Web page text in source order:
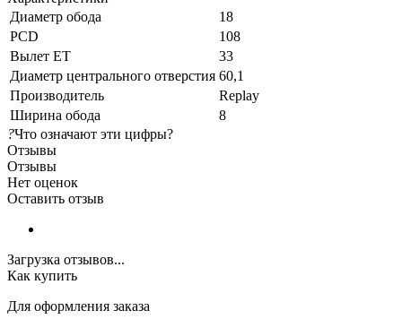
Диаметр обода
18
PCD
108
Вылет ET
33
Диаметр центрального отверстия 60,1
Производитель
Replay
Ширина обода
8
?Что означают эти цифры?
Отзывы
Отзывы
Нет оценок
Оставить отзыв
Загрузка отзывов...
Как купить
Для оформления заказа